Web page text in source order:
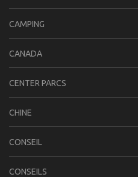
CAMPING
CANADA
CENTER PARCS
CHINE
CONSEIL
CONSEILS